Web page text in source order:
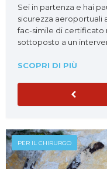
Sei in partenza e hai
sicurezza aeroportuali
fac-simile di certificato
sottoposto a un
SCOPRI DI PIÙ
Previous
PER IL CHIRURGO